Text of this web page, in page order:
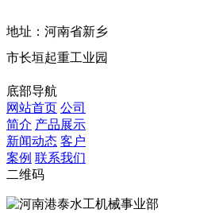
地址：河南省新乡
市长垣起重工业园
底部导航
网站首页 公司
简介 产品展示
新闻动态 客户
案例 联系我们
二维码